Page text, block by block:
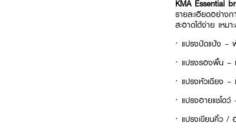
KMA Essential
รายละเอียดอย่าง
สะอาดได้ง่าย เหม
· แปรงปัดแป้ง –
· แปรงรองพื้น –
· แปรงหัวเฉียง –
· แปรงอายแชโด
· แปรงเขียนคิ้ว /